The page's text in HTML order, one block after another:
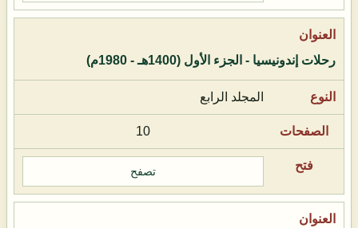
رحلات إندونيسيا - الجزء الأول (1400هـ - 1980م)
المجلد الرابع
10
تصفح